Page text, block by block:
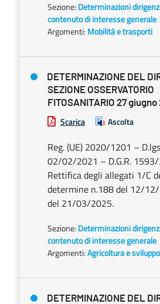
Sezione: Determinazioni
contenuto di interesse generale
Argomenti: Mobilità e trasporti
DETERMINAZIONE DEL
SEZIONE OSSERVATORIO
FITOSANITARIO 27 giugno
Scarica Ascolta
Reg. (UE) 2020/1201 –
02/02/2021 – D.G.R.
Rettifica degli allegati 1/C
determine n.188 del 12/
del 21/03/2025.
Sezione: Determinazioni
contenuto di interesse generale
Argomenti:Agricoltura e
DETERMINAZIONE DEL